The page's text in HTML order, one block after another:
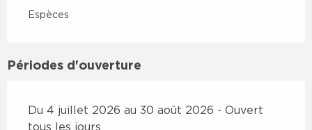
Espèces
Périodes d'ouverture
Du 4 juillet 2026 au 30 août 2026 - Ouvert
tous les jours